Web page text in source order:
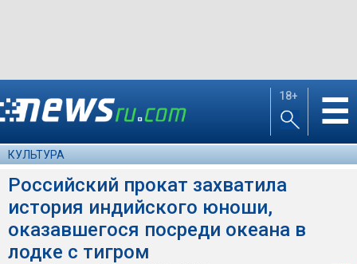
18+ ☰
КУЛЬТУРА
Российский прокат захватила
история индийского юноши,
оказавшегося посреди океана в
лодке с тигром